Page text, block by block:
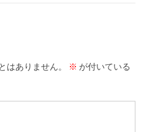
はありません。 ※ が付いている